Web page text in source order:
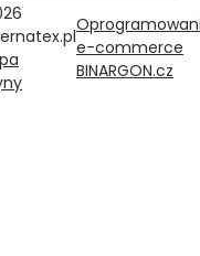
e-commerce
BINARGON.cz